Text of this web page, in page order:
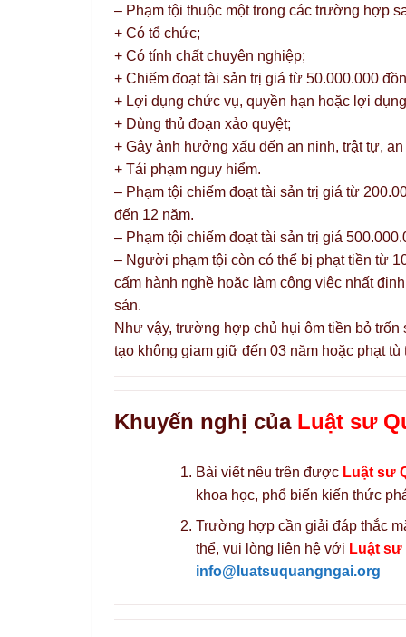
– Phạm tội thuộc một trong các trường hợp
+ Có tổ chức;
+ Có tính chất chuyên nghiệp;
+ Chiếm đoạt tài sản trị giá từ 50.000.000
+ Lợi dụng chức vụ, quyền hạn hoặc lợi
+ Dùng thủ đoạn xảo quyệt;
+ Gây ảnh hưởng xấu đến an ninh, trật tự,
+ Tái phạm nguy hiểm.
– Phạm tội chiếm đoạt tài sản trị giá từ
đến 12 năm.
– Phạm tội chiếm đoạt tài sản trị giá
– Người phạm tội còn có thể bị phạt tiền từ
cấm hành nghề hoặc làm công việc nhất
sản.
Như vậy, trường hợp chủ hụi ôm tiền bỏ
tạo không giam giữ đến 03 năm hoặc phạt
Khuyến nghị của Luật sư
Bài viết nêu trên được Luật sư
khoa học, phổ biến kiến thức
Trường hợp cần giải đáp thắc
thể, vui lòng liên hệ với Luật sư
info@luatsuquangngai.org